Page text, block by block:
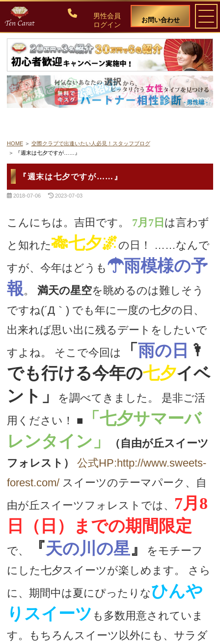
男性会員
ログイン
お問い合わせ
ご入会について
料金・入会案内
会員比率『１：１０』にこだわる理由
50代・60代のための後悔しない選び方
女性会員の紹介
男性会員様の声
デートまでの流れ
アフィリエイトをご検討の皆様へ。
HOME
交際クラブで出逢いたい人必見！スタッフブログ
『週末は七夕ですが……』
『週末は七夕ですが……』
2018-07-06 2023-07-03
こんにちは。吉田です。 7月7日 は言わず
と知れた🎋七夕🌌の日！ ……なんで
すが、今年はどうも ☂雨模様の予
報。 満天の星空を眺めるのは難しそう
ですね(´Д｀) でも年に一度の七夕の日、
出来れば思い出に残るデートをしたいで
すよね。 そこで今回は
「 雨の日 🌂
でも行ける今年の七夕イベ
ント」
を調べてきました。 是非ご活
用ください！ ■
「七夕サマーバ
レンタイン」
（自由が丘スイーツ
フォレスト）
公式HP:http://www.sweets-
forest.com/スイーツのテーマパーク、自
由が丘スイーツフォレストでは、 7月8
日（日）までの期間限定
で、 『天の川の星』
をモチーフ
にした七夕スイーツが楽しめます。 さら
に、期間中は夏にぴったりなひんや
りスイーツ も多数用意されていま
す。もちろんスイーツ以外にも、サラダ